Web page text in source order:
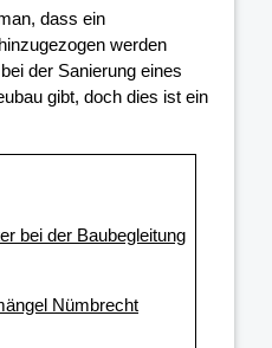
dass ein
werden
der Sanierung eines
gibt, doch dies ist ein
bei der Baubegleitung
Nümbrecht